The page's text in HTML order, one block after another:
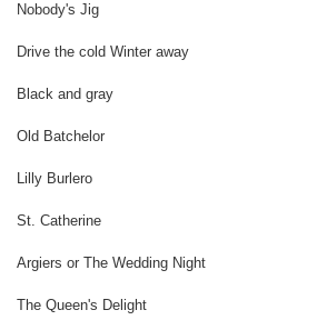
Nobody's Jig
Drive the cold Winter away
Black and gray
Old Batchelor
Lilly Burlero
St. Catherine
Argiers or The Wedding Night
The Queen's Delight